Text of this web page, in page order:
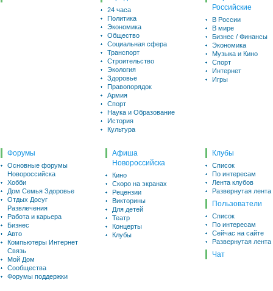
24 часа
Политика
Экономика
Общество
Социальная сфера
Транспорт
Строительство
Экология
Здоровье
Правопорядок
Армия
Спорт
Наука и Образование
История
Культура
Российские
В России
В мире
Бизнес / Финансы
Экономика
Музыка и Кино
Спорт
Интернет
Игры
Форумы
Основные форумы
Новороссийска
Хобби
Дом Семья Здоровье
Отдых Досуг
Развлечения
Работа и карьера
Бизнес
Авто
Компьютеры Интернет
Связь
Мой Дом
Сообщества
Форумы поддержки
Афиша
Новороссийска
Кино
Скоро на экранах
Рецензии
Викторины
Для детей
Театр
Концерты
Клубы
Клубы
Список
По интересам
Лента клубов
Развернутая лента
Пользователи
Список
По интересам
Сейчас на сайте
Развернутая лента
Чат